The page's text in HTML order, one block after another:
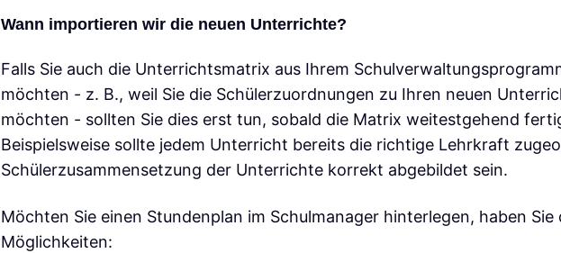
Wann importieren wir die neuen Unterrichte?
Falls Sie auch die Unterrichtsmatrix aus Ihrem
möchten - z. B., weil Sie die Schülerzuordnungen zu Ihren neuen
möchten - sollten Sie dies erst tun, sobald die Matrix weitestgehend
Beispielsweise sollte jedem Unterricht bereits die richtige Lehrkraft
Schülerzusammensetzung der Unterrichte korrekt abgebildet sein.
Möchten Sie einen Stundenplan im Schulmanager hinterlegen, haben Sie
Möglichkeiten: